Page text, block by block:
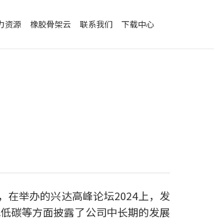
资源 橡胶骨架云 联系我们 下载中心
举办的兴达高峰论坛2024上，发
碳等方面披露了公司中长期的发展